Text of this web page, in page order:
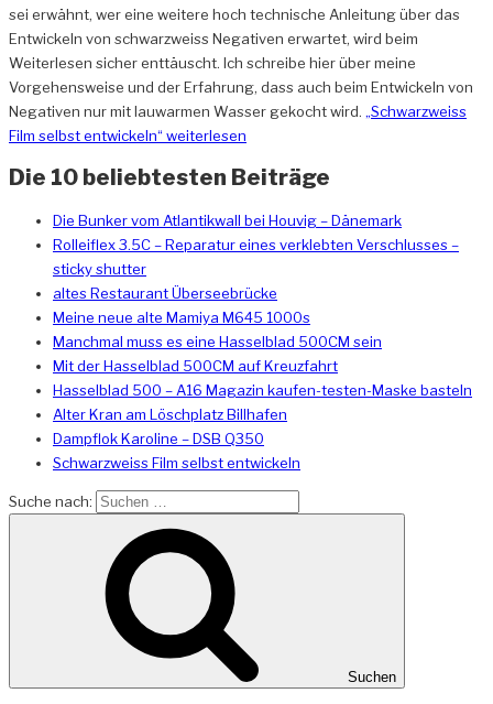
sei erwähnt, wer eine weitere hoch technische Anleitung über das
Entwickeln von schwarzweiss Negativen erwartet, wird beim
Weiterlesen sicher enttäuscht. Ich schreibe hier über meine
Vorgehensweise und der Erfahrung, dass auch beim Entwickeln von
Negativen nur mit lauwarmen Wasser gekocht wird. „Schwarzweiss
Film selbst entwickeln“ weiterlesen
Die 10 beliebtesten Beiträge
Die Bunker vom Atlantikwall bei Houvig – Dänemark
Rolleiflex 3.5C – Reparatur eines verklebten Verschlusses –
sticky shutter
altes Restaurant Überseebrücke
Meine neue alte Mamiya M645 1000s
Manchmal muss es eine Hasselblad 500CM sein
Mit der Hasselblad 500CM auf Kreuzfahrt
Hasselblad 500 – A16 Magazin kaufen-testen-Maske basteln
Alter Kran am Löschplatz Billhafen
Dampflok Karoline – DSB Q350
Schwarzweiss Film selbst entwickeln
Suche nach:
Suchen